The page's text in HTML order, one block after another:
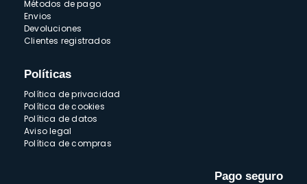
Métodos de pago
Envios
Devoluciones
Clientes registrados
Políticas
Política de privacidad
Política de cookies
Política de datos
Aviso legal
Política de compras
Pago seguro